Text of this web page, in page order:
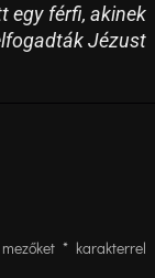
egy férfi, akinek
Jézust
* karakterrel